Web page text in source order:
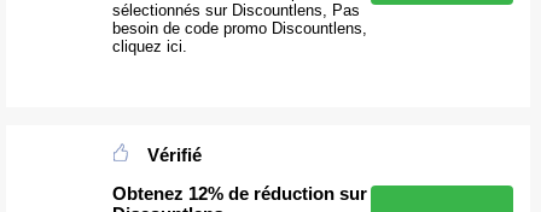
sélectionnés sur Discountlens, Pas
besoin de code promo Discountlens,
cliquez ici.
Vérifié
Obtenez 12% de réduction sur